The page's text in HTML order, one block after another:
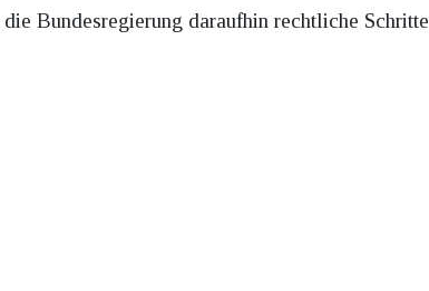
Bundesregierung daraufhin rechtliche Schritte